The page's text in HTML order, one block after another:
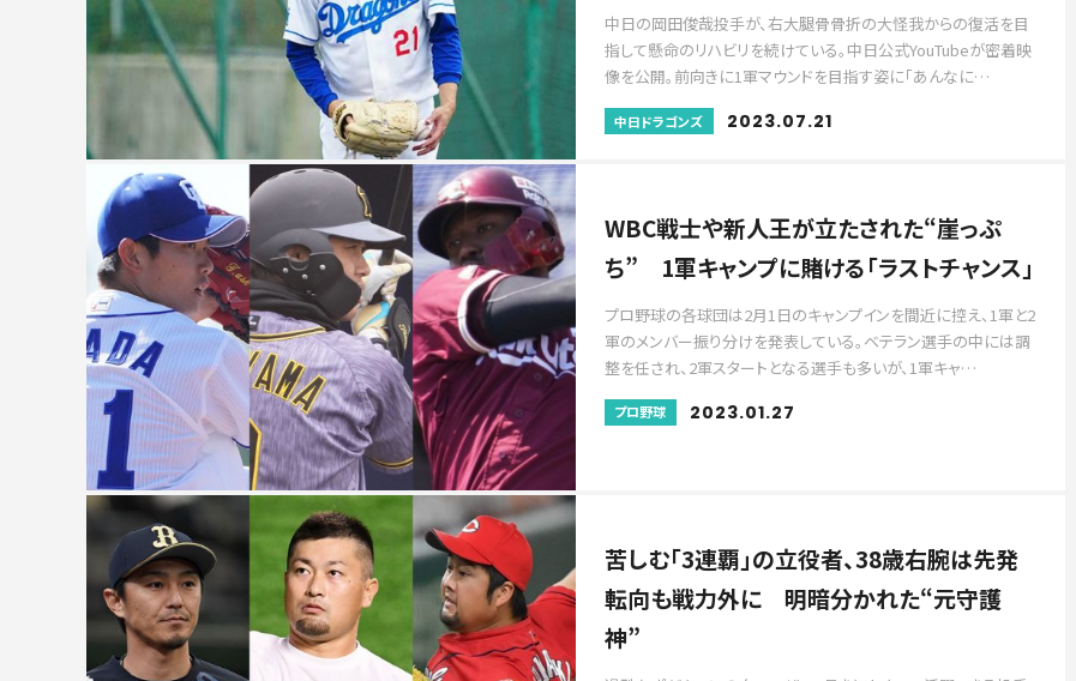
中日の岡田俊哉投手が、右大腿骨骨折の大怪我からの復活を目
指して懸命のリハビリを続けている。中日公式YouTubeが密着映
像を公開。前向きに1軍マウンドを目指す姿に「あんなに…
中日ドラゴンズ 2023.07.21
WBC戦士や新人王が立たされた“崖っぷ
ち” 1軍キャンプに賭ける「ラストチャンス」
プロ野球の各球団は2月1日のキャンプインを間近に控え、1軍と2
軍のメンバー振り分けを発表している。ベテラン選手の中には調
整を任され、2軍スタートとなる選手も多いが、1軍キャ…
プロ野球 2023.01.27
苦しむ「3連覇」の立役者、38歳右腕は先発
転向も戦力外に 明暗分かれた“元守護
神”